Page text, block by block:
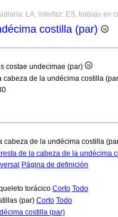
LA, interfaz: ES, trabajo en
costilla (par)
costae undecimae (par)
cabeza de la undécima costilla
cabeza de la undécima costilla
de la cabeza de la undécima
Página de definición
torácico Corto Todo
(par) Corto Todo
costilla (par)